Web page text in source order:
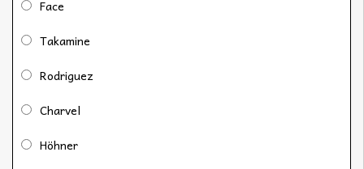
Face
Takamine
Rodriguez
Charvel
Höhner